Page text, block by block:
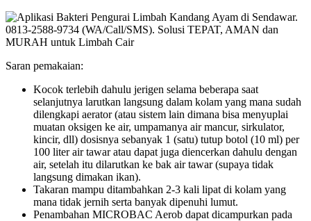
Saran pemakaian:
Kocok terlebih dahulu jerigen selama beberapa saat
selanjutnya larutkan langsung dalam kolam yang mana sudah
dilengkapi aerator (atau sistem lain dimana bisa menyuplai
muatan oksigen ke air, umpamanya air mancur, sirkulator,
kincir, dll) dosisnya sebanyak 1 (satu) tutup botol (10 ml) per
100 liter air tawar atau dapat juga diencerkan dahulu dengan
air, setelah itu dilarutkan ke bak air tawar (supaya tidak
langsung dimakan ikan).
Takaran mampu ditambahkan 2-3 kali lipat di kolam yang
mana tidak jernih serta banyak dipenuhi lumut.
Penambahan MICROBAC Aerob dapat dicampurkan pada